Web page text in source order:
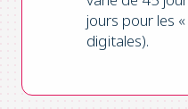
jours pour les
digitales).